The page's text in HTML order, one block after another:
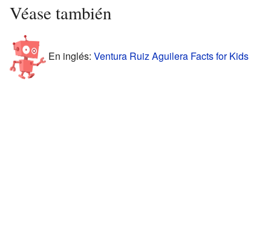
Véase también
En inglés: Ventura Ruiz Aguilera Facts for Kids